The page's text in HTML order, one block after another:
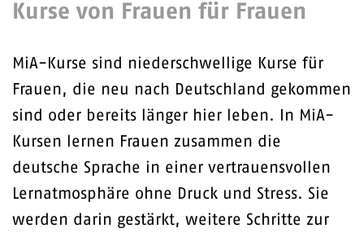
Kurse von Frauen für Frauen
MiA-Kurse sind niederschwellige Kurse für
Frauen, die neu nach Deutschland gekommen
sind oder bereits länger hier leben. In MiA-
Kursen lernen Frauen zusammen die
deutsche Sprache in einer vertrauensvollen
Lernatmosphäre ohne Druck und Stress. Sie
werden darin gestärkt, weitere Schritte zur